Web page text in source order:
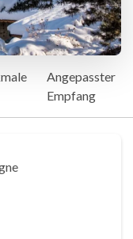
Angepasster
Empfang